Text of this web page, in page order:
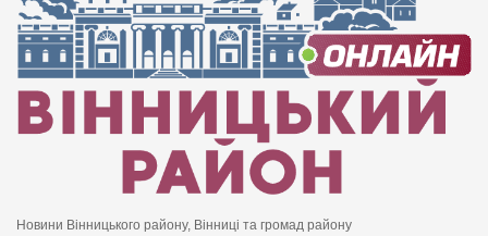
Новини Вінницького району, Вінниці та громад району